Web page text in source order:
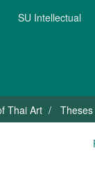
SU Intellectual
Thai Art